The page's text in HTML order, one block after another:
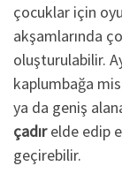
çocuklar için
akşamlarında
oluşturulabilir.
kaplumbağa
ya da geniş
çadırelde edip
geçirebilir.